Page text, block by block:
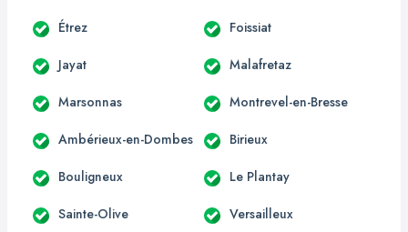
Étrez Foissiat
Jayat Malafretaz
Marsonnas Montrevel-en-Bresse
Ambérieux-en-Dombes Birieux
Bouligneux Le Plantay
Sainte-Olive Versailleux